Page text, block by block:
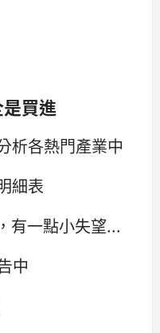
買進
析各熱門產業中
細表
有一點小失望...
中